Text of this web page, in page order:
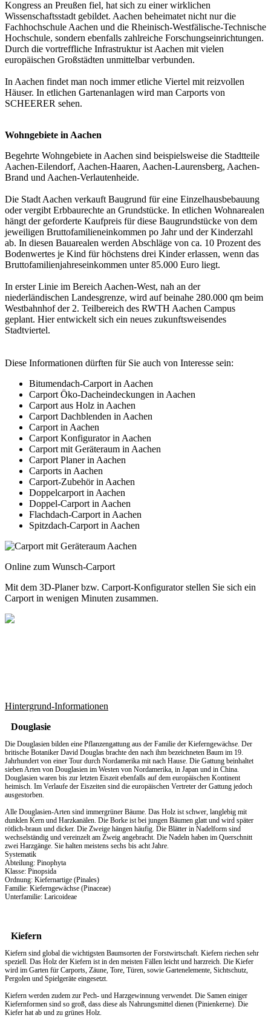
Kongress an Preußen fiel, hat sich zu einer wirklichen
Wissenschaftsstadt gebildet. Aachen beheimatet nicht nur die
Fachhochschule Aachen und die Rheinisch-Westfälische-Technische
Hochschule, sondern ebenfalls zahlreiche Forschungseinrichtungen.
Durch die vortreffliche Infrastruktur ist Aachen mit vielen
europäischen Großstädten unmittelbar verbunden.
In Aachen findet man noch immer etliche Viertel mit reizvollen
Häuser. In etlichen Gartenanlagen wird man Carports von
SCHEERER sehen.
Wohngebiete in Aachen
Begehrte Wohngebiete in Aachen sind beispielsweise die Stadtteile
Aachen-Eilendorf, Aachen-Haaren, Aachen-Laurensberg, Aachen-
Brand und Aachen-Verlautenheide.
Die Stadt Aachen verkauft Baugrund für eine Einzelhausbebauung
oder vergibt Erbbaurechte an Grundstücke. In etlichen Wohnarealen
hängt der geforderte Kaufpreis für diese Baugrundstücke von dem
jeweiligen Bruttofamilieneinkommen po Jahr und der Kinderzahl
ab. In diesen Bauarealen werden Abschläge von ca. 10 Prozent des
Bodenwertes je Kind für höchstens drei Kinder erlassen, wenn das
Bruttofamilienjahreseinkommen unter 85.000 Euro liegt.
In erster Linie im Bereich Aachen-West, nah an der
niederländischen Landesgrenze, wird auf beinahe 280.000 qm beim
Westbahnhof der 2. Teilbereich des RWTH Aachen Campus
geplant. Hier entwickelt sich ein neues zukunftsweisendes
Stadtviertel.
Diese Informationen dürften für Sie auch von Interesse sein:
Bitumendach-Carport in Aachen
Carport Öko-Dacheindeckungen in Aachen
Carport aus Holz in Aachen
Carport Dachblenden in Aachen
Carport in Aachen
Carport Konfigurator in Aachen
Carport mit Geräteraum in Aachen
Carport Planer in Aachen
Carports in Aachen
Carport-Zubehör in Aachen
Doppelcarport in Aachen
Doppel-Carport in Aachen
Flachdach-Carport in Aachen
Spitzdach-Carport in Aachen
Online zum Wunsch-Carport
Mit dem 3D-Planerbzw. Carport-Konfiguratorstellen Sie sich ein
Carport in wenigen Minuten zusammen.
Hintergrund-Informationen
Douglasie
Die Douglasien bilden eine Pflanzengattung aus der Familie der Kieferngewächse. Der
britische Botaniker David Douglas brachte den nach ihm bezeichneten Baum im 19.
Jahrhundert von einer Tour durch Nordamerika mit nach Hause. Die Gattung beinhaltet
sieben Arten von Douglasien im Westen von Nordamerika, in Japan und in China.
Douglasien waren bis zur letzten Eiszeit ebenfalls auf dem europäischen Kontinent
heimisch. Im Verlaufe der Eiszeiten sind die europäischen Vertreter der Gattung jedoch
ausgestorben.
Alle Douglasien-Arten sind immergrüner Bäume. Das Holz ist schwer, langlebig mit
dunklen Kern und Harzkanälen. Die Borke ist bei jungen Bäumen glatt und wird später
rötlich-braun und dicker. Die Zweige hängen häufig. Die Blätter in Nadelform sind
wechselständig und vereinzelt am Zweig angebracht. Die Nadeln haben im Querschnitt
zwei Harzgänge. Sie halten meistens sechs bis acht Jahre.
Systematik
Abteilung: Pinophyta
Klasse: Pinopsida
Ordnung: Kiefernartige (Pinales)
Familie: Kieferngewächse (Pinaceae)
Unterfamilie: Laricoideae
Kiefern
Kiefern sind global die wichtigsten Baumsorten der Forstwirtschaft. Kiefern riechen sehr
speziell. Das Holz der Kiefern ist in den meisten Fällen leicht und harzreich. Die Kiefer
wird im Garten für Carports, Zäune, Tore, Türen, sowie Gartenelemente, Sichtschutz,
Pergolen und Spielgeräte eingesetzt.
Kiefern werden zudem zur Pech- und Harzgewinnung verwendet. Die Samen einiger
Kiefernformen sind so groß, dass diese als Nahrungsmittel dienen (Pinienkerne). Die
Kiefer hat ab und zu grünes Holz.